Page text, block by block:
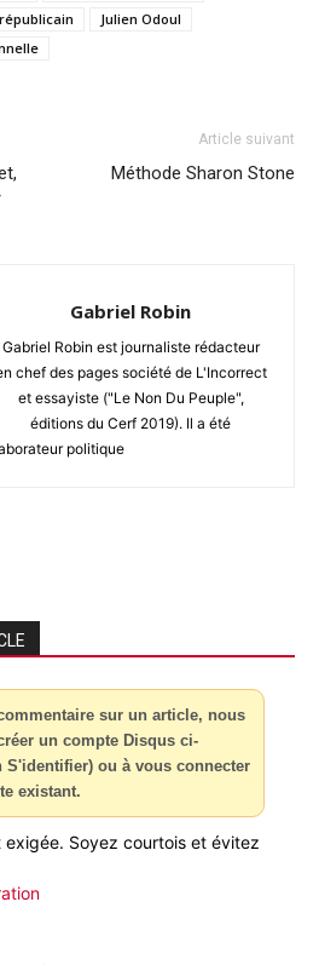
Julien Odoul
Article suivant
Méthode Sharon Stone
Gabriel Robin
Gabriel Robin est journaliste rédacteur
chef des pages société de L'Incorrect
et essayiste ("Le Non Du Peuple",
éditions du Cerf 2019). Il a été
politique
sur un article, nous
un compte Disqus ci-
S'identifier) ou à vous connecter
existant.
Soyez courtois et évitez